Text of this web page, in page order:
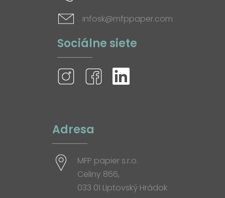
infosk@mfppaper.com
Sociálne siete
Adresa
MFP papier s.r.o.
Celiny 866,
033 01 Liptovský Hrádok